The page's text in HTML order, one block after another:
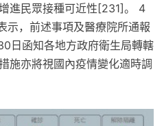
進民眾接種可近性[231]。 4
示，前述事項及醫療院所通報
日函知各地方政府衛生局轉轄
施亦將視國內疫情變化適時調